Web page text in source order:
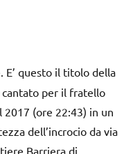
E’ questo il titolo della
cantato per il fratello
(ore 22:43) in un
dell’incrocio da via
Barriera di